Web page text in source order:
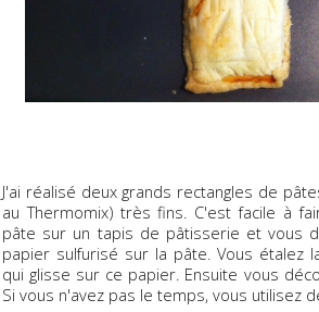
J'ai réalisé deux grands rectangles de
au Thermomix) très fins. C'est facile à
pâte sur un tapis de pâtisserie et vous
papier sulfurisé sur la pâte. Vous étalez
qui glisse sur ce papier. Ensuite vous
Si vous n'avez pas le temps, vous utilisez